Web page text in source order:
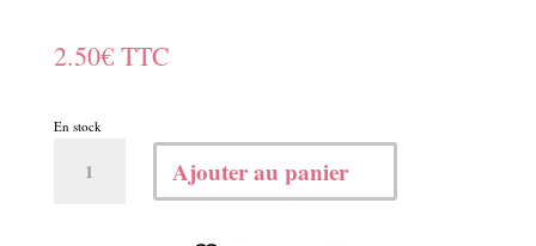
2.50€ TTC
En stock
Ajouter au panier